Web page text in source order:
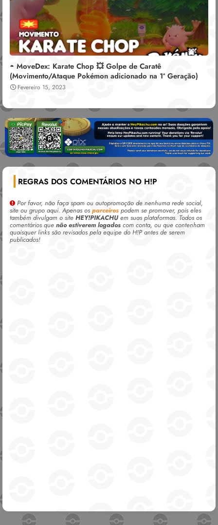
◓ MoveDex: Karate Chop 💥 Golpe de Caratê
(Movimento/Ataque Pokémon adicionado na 1ª Geração)
Fevereiro 15, 2023
REGRAS DOS COMENTÁRIOS NO H!P
Por favor, não faça spam ou autopromoção de nenhuma rede social,
site ou grupo aqui. Apenas os parceiros podem se promover, pois eles
também divulgam o site HEY!PIKACHU em suas plataformas. Todos os
comentários que não estiverem logados com conta, ou que contenham
quaisquer links são revisados pela equipe do H!P antes de serem
publicados!